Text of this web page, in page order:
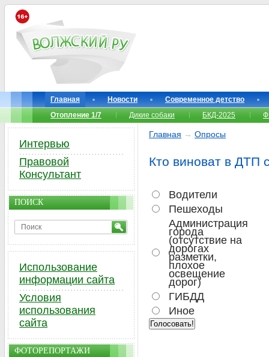
Главная Новости
Современное детство
Отопление 1/7
Дикие собаки БКД-2025
Главная → Опросы
Кто виноват в ДТП
Водители
Пешеходы
Администрация
города
(отсутствие на
дорогах
разметки,
плохое
освещение
дорог)
ГИБДД
Иное
Интервью
Правовой
Консультант
ПОИСК
Использование
информации сайта
Условия
использования
сайта
ФОТОРЕПОРТАЖИ